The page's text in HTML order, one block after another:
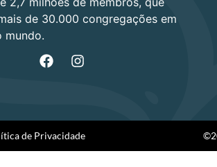
de 30.000 congregações em
mundo.
de Privacidade